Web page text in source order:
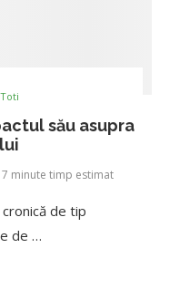
său asupra
7 minute timp estimat
de tip
de …